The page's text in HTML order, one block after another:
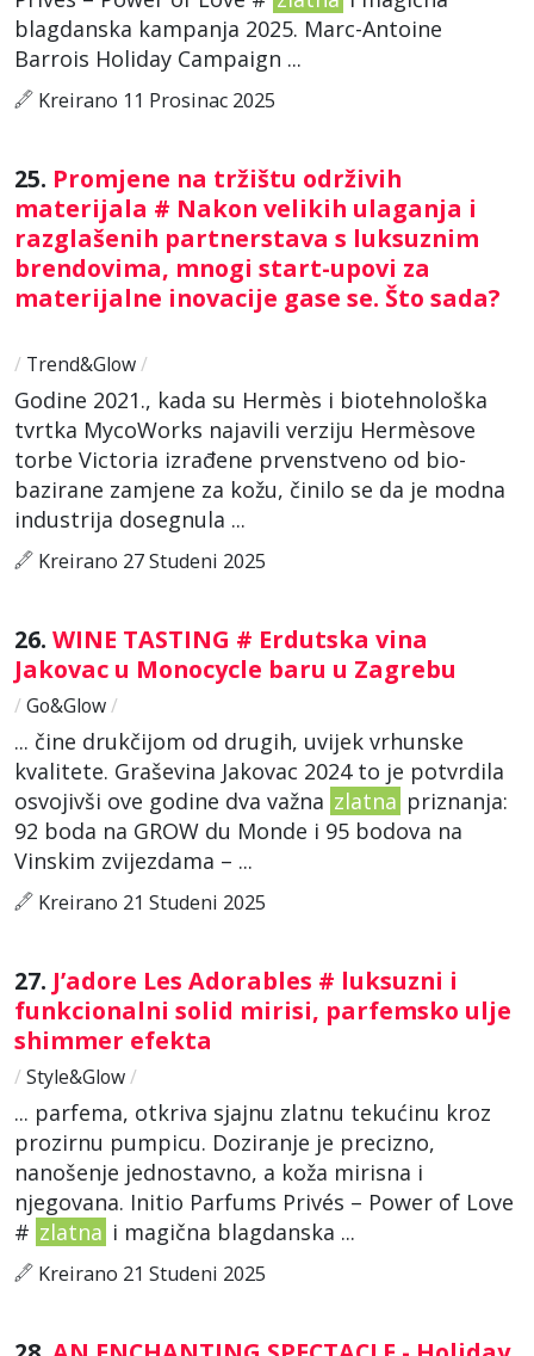
blagdanska kampanja 2025. Marc-Antoine
Barrois Holiday Campaign ...
Kreirano 11 Prosinac 2025
25. Promjene na tržištu održivih
materijala # Nakon velikih ulaganja i
razglašenih partnerstava s luksuznim
brendovima, mnogi start-upovi za
materijalne inovacije gase se. Što sada?
/ Trend&Glow/
Godine 2021., kada su Hermès i biotehnološka
tvrtka MycoWorks najavili verziju Hermèsove
torbe Victoria izrađene prvenstveno od bio-
bazirane zamjene za kožu, činilo se da je modna
industrija dosegnula ...
Kreirano 27 Studeni 2025
26. WINE TASTING # Erdutska vina
Jakovac u Monocycle baru u Zagrebu
/ Go&Glow/
... čine drukčijom od drugih, uvijek vrhunske
kvalitete. Graševina Jakovac 2024 to je potvrdila
osvojivši ove godine dva važna zlatna priznanja:
92 boda na GROW du Monde i 95 bodova na
Vinskim zvijezdama – ...
Kreirano 21 Studeni 2025
27. J’adore Les Adorables # luksuzni i
funkcionalni solid mirisi, parfemsko ulje
shimmer efekta
/ Style&Glow/
... parfema, otkriva sjajnu zlatnu tekućinu kroz
prozirnu pumpicu. Doziranje je precizno,
nanošenje jednostavno, a koža mirisna i
njegovana. Initio Parfums Privés – Power of Love
# zlatna i magična blagdanska ...
Kreirano 21 Studeni 2025